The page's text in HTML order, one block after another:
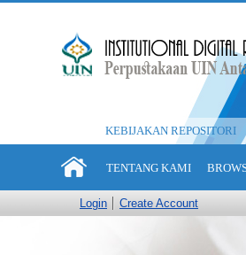
KEBIJAKAN REPOSITORI
TENTANG KAMI
Login Create Account